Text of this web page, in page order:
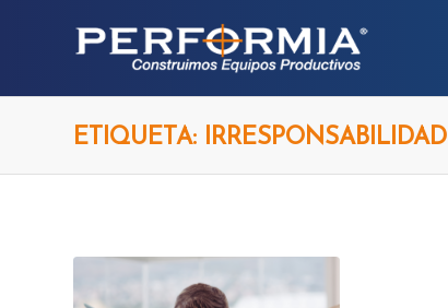
ETIQUETA: IRRESPONSABILIDAD